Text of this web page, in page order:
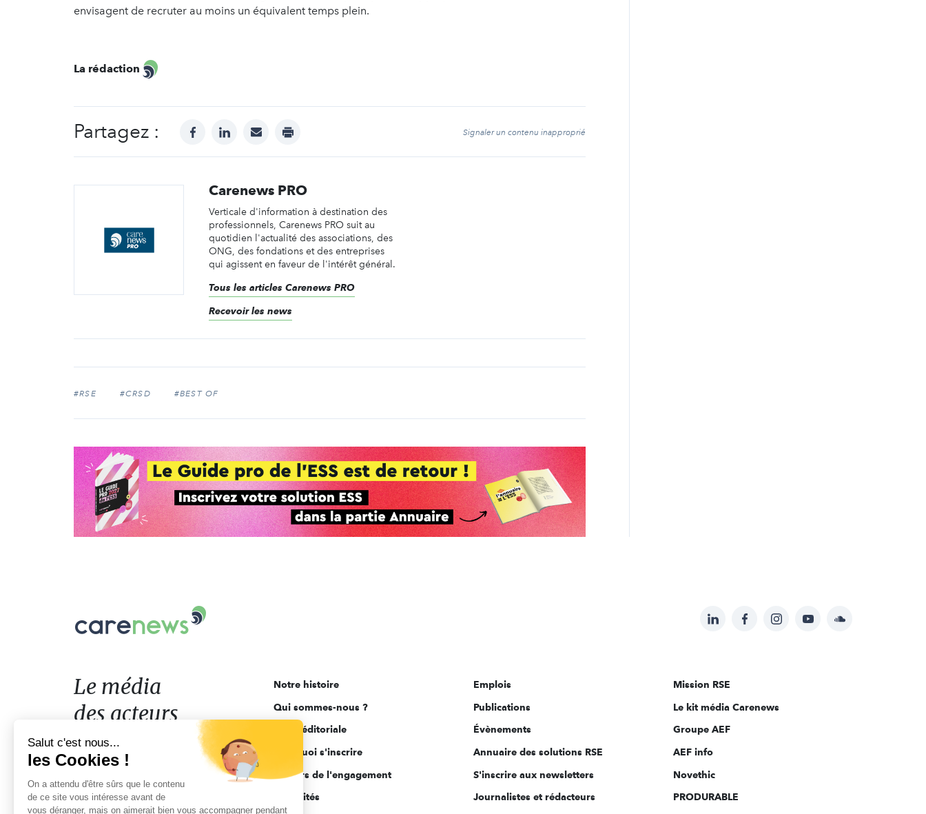
envisagent de recruter au moins un équivalent temps plein.
La rédaction
Partagez : facebooklinkedinmail print Signaler un contenu inapproprié
Carenews PRO
Verticale d'information à destination des
professionnels, Carenews PRO suit au
quotidien l'actualité des associations, des
ONG, des fondations et des entreprises
qui agissent en faveur de l'intérêt général.
Tous les articles Carenews PRO
Recevoir les news
#RSE #CRSD #BEST OF
Suivez-
sur:
LinkedInFacebookInstagramYouTubeSoundcloud
Le
acteurs
de
l'engagement
Le média
des acteurs
de l'engagement
Notre histoire
Qui sommes-nous ?
Ligne éditoriale
Pourquoi s'inscrire
Acteurs de l'engagement
Actualités
Emplois
Publications
Évènements
Annuaire des solutions RSE
S'inscrire aux newsletters
Journalistes et rédacteurs
Mission RSE
Le kit média Carenews
Groupe AEF
AEF info
Novethic
PRODURABLE
Salut c'est nous...
les Cookies !
On a attendu d'être sûrs que le contenu
de ce site vous intéresse avant de
vous déranger, mais on aimerait bien vous accompagner pendant